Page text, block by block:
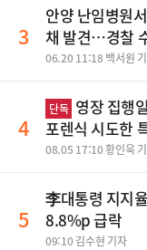
3
안양 난임병원
채 발견…경찰
06.20 11:18 백서원
4
단독 영장 집행
포렌식 시도한
집" 지적
08.05 17:10 황인욱
5
李대통령 지지
8.8%p 급락
09:10 김수현 기자